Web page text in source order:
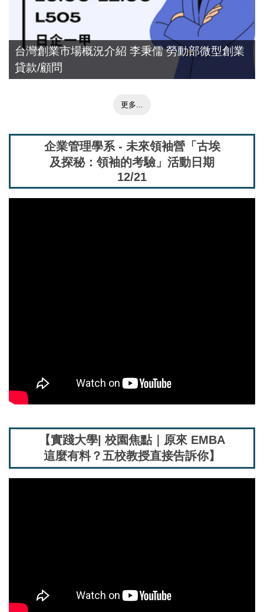
台灣創業市場概況介紹 李秉儒 勞動部微型創業
貸款/顧問
更多...
企業管理學系 - 未來領袖營「古埃
及探秘：領袖的考驗」活動日期
12/21
【實踐大學| 校園焦點｜原來 EMBA
這麼有料？五校教授直接告訴你】